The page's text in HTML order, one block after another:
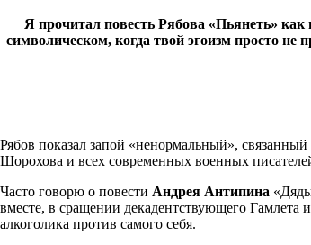
Я прочитал повесть Рябова «Пьянеть»
символическом, когда твой эгоизм просто
Рябов показал запой «ненормальный»,
Шорохова и всех современных военных
Часто говорю о повести Андрея Антипина
вместе, в сращении декадентствующего
алкоголика против самого себя.